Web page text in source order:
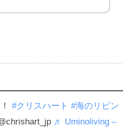
#クリスハート #海のリビン
♬ Uminoliving –